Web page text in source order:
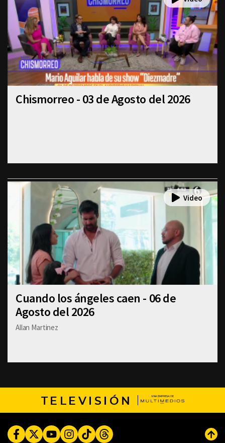
Chismorreo - 03 de Agosto del 2026
Cuando los ángeles caen - 06 de
Agosto del 2026
Allan Martinez
TELEVISIÓN
FacebookTwitterYoutubeInstagram
TikTokThreads